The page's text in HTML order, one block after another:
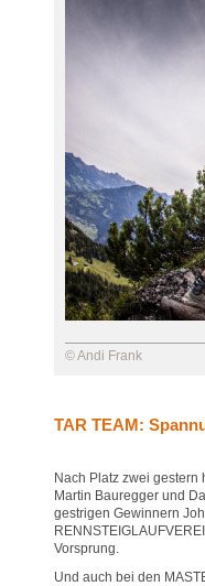
© Andi Frank
TAR TEAM:
Nach Platz zwei gestern
Martin Bauregger und
gestrigen Gewinnern
Vorsprung.
Und auch bei den